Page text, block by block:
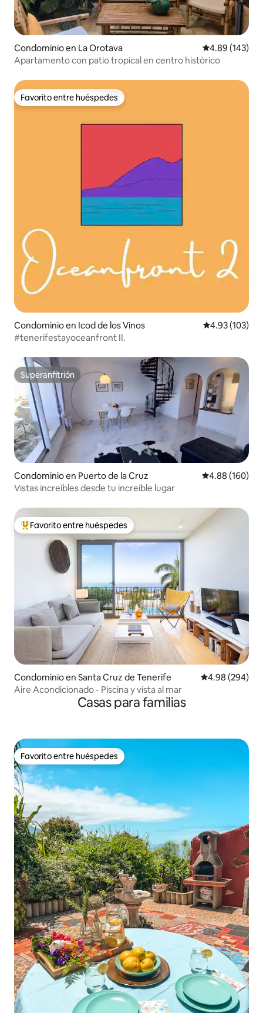
Condominio en La Orotava Calificación
4.89 (143)
Apartamento con patio tropical en centro histórico
Favorito entre huéspedes
Favorito entre huéspedes
Condominio en Icod de los Vinos Calificación
4.93 (103)
#tenerifestayoceanfront II.
Superanfitrión
Superanfitrión
Condominio en Puerto de la Cruz Calificación
4.88 (160)
Vistas increíbles desde tu increíble lugar
De los mejores en Favorito entre huéspedes
Favorito entre huéspedes
Condominio en Santa Cruz de Tenerife Calificación
4.98 (294)
Aire Acondicionado - Piscina y vista al mar
Casas para familias
Favorito entre huéspedes
Favorito entre huéspedes